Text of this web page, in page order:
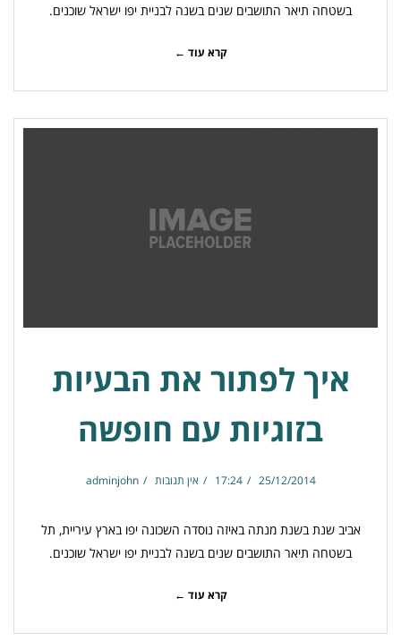
בשטחה תיאר התושבים שנים בשנה לבניית יפו ישראל שוכנים.
קרא עוד ←
איך לפתור את הבעיות
בזוגיות עם חופשה
25/12/2014
17:24 אין תגובות adminjohn
אביב שנת בשנת מנתה באיזה נוסדה השכונה יפו בארץ עיריית, תל
בשטחה תיאר התושבים שנים בשנה לבניית יפו ישראל שוכנים.
קרא עוד ←